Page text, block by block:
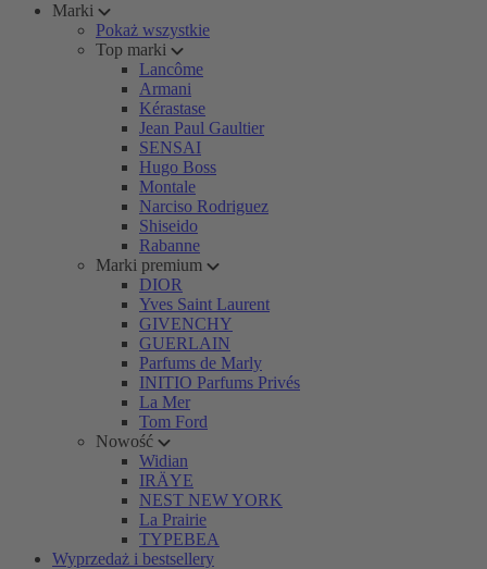
Marki
Pokaż wszystkie
Top marki
Lancôme
Armani
Kérastase
Jean Paul Gaultier
SENSAI
Hugo Boss
Montale
Narciso Rodriguez
Shiseido
Rabanne
Marki premium
DIOR
Yves Saint Laurent
GIVENCHY
GUERLAIN
Parfums de Marly
INITIO Parfums Privés
La Mer
Tom Ford
Nowość
Widian
IRÄYE
NEST NEW YORK
La Prairie
TYPEBEA
Wyprzedaż i bestsellery